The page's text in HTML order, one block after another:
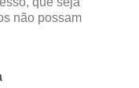
não possam